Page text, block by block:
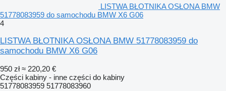
LISTWA BŁOTNIKA OSŁONA BMW
51778083959 do samochodu BMW X6 G06
4
LISTWA BŁOTNIKA OSŁONA BMW 51778083959 do
samochodu BMW X6 G06
950 zł ≈ 220,20 €
Części kabiny - inne części do kabiny
51778083959 51778083960